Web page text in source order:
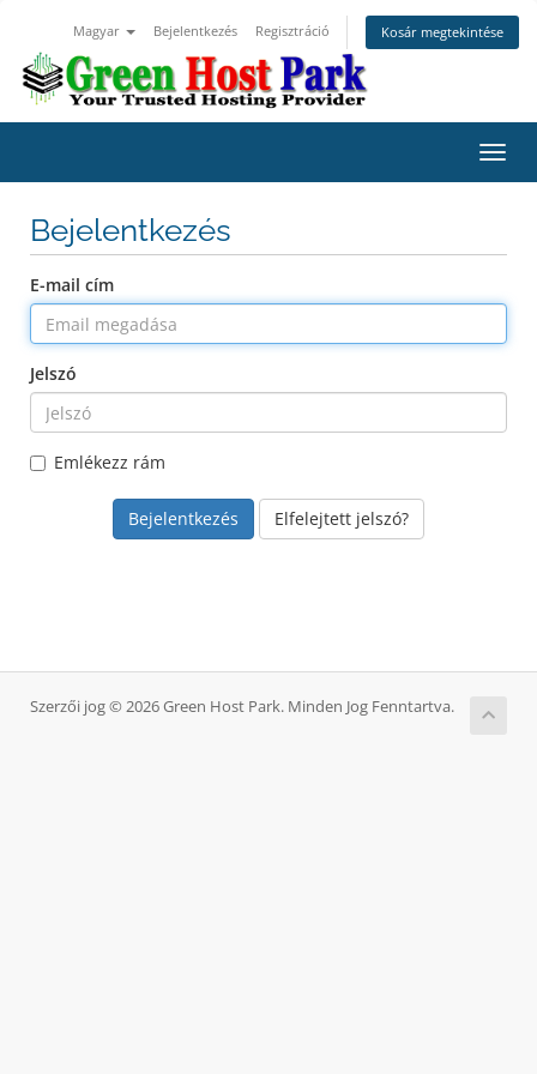
Magyar Bejelentkezés Regisztráció Kosár megtekintése
a
Bejelentkezés
E-mail cím
Jelszó
Emlékezz rám
Elfelejtett jelszó?
Szerzői jog © 2026 Green Host Park. Minden Jog Fenntartva.